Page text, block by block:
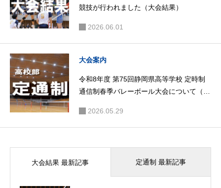
競技が行われました（大会結果）
2026.06.01
大会案内
令和8年度 第75回静岡県高等学校 定時制
通信制春季バレーボール大会について（大
2026.05.29
大会結果 最新記事 定通制 最新記事